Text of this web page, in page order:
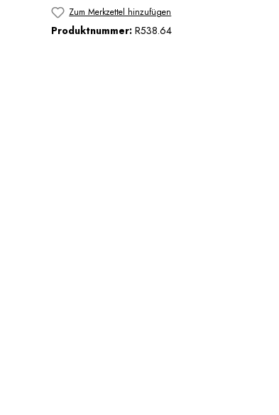
Zum Merkzettel hinzufügen
Produktnummer: R538.64